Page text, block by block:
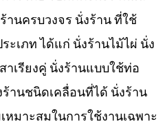
นครบวงจร นั่งร้าน ที่ใช้
ะเภท ได้แก่ นั่งร้านไม้ไผ่ นั่ง
าเรียงคู่ นั่งร้านแบบใช้ท่อ
านชนิดเคลื่อนที่ได้ นั่งร้าน
มาะสมในการใช้งานเฉพาะ